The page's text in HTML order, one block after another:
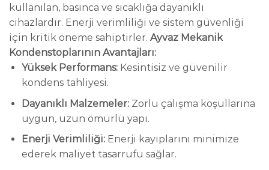
kullanılan, basınca ve sıcaklığa dayanıklı
cihazlardır. Enerji verimliliği ve sistem güvenliği
için kritik öneme sahiptirler. Ayvaz Mekanik
Kondenstoplarının Avantajları:
Yüksek Performans:Kesintisiz ve güvenilir
kondens tahliyesi.
Dayanıklı Malzemeler:Zorlu çalışma koşullarına
uygun, uzun ömürlü yapı.
Enerji Verimliliği:Enerji kayıplarını minimize
ederek maliyet tasarrufu sağlar.